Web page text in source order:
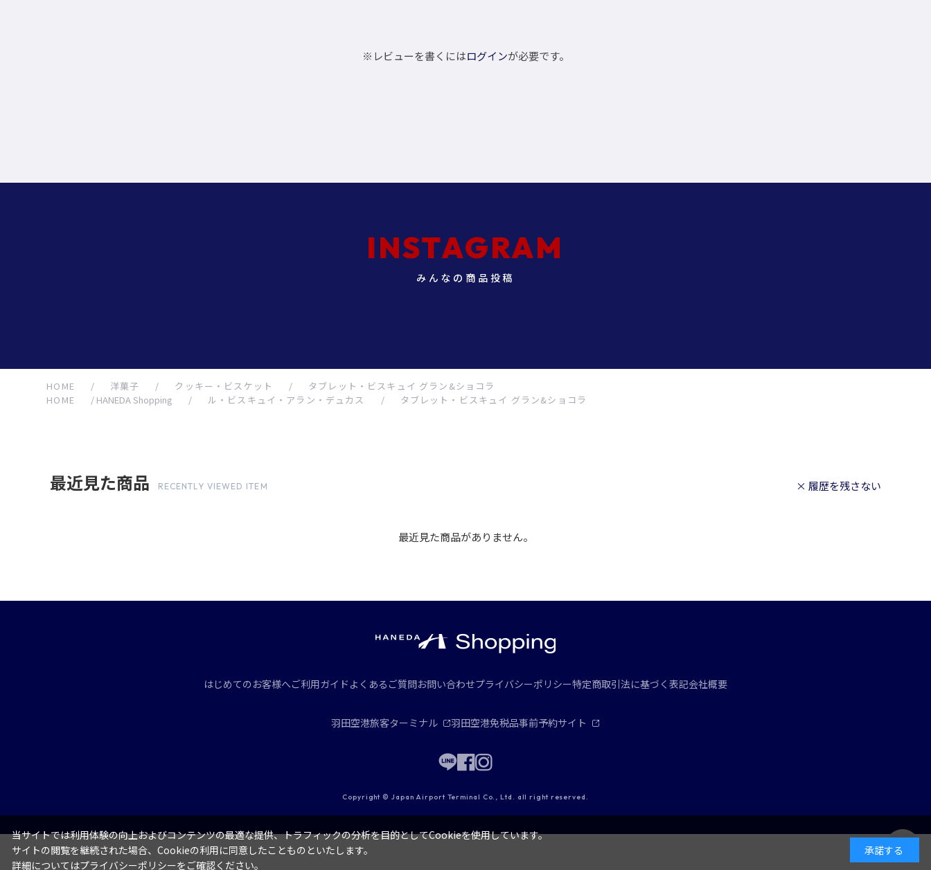
HOME / 洋菓子 / クッキー・ビスケット /
タブレット・ビスキュイ グラン&ショコラ
HOME
/ HANEDA Shopping / ル・ビスキュイ・アラン・デュカス / タブレット・ビスキュイ グラン&ショコラ
※レビューを書くにはログインが必要です。
INSTAGRAM
みんなの商品投稿
最近見た商品 RECENTLY VIEWED ITEM × 履歴を残さない
最近見た商品がありません。
はじめてのお客様へご利用ガイド よくあるご質問お問い合わせプライバシーポリシー特定商取引法に基づく表記会社概要
羽田空港旅客ターミナル 羽田空港免税品事前予約サイト
Copyright © Japan Airport Terminal Co., Ltd. all right reserved.
当サイトでは利用体験の向上およびコンテンツの最適な提供、トラフィックの分析を目的としてCookieを使用しています。
サイトの閲覧を継続された場合、Cookieの利用に同意したことものといたします。
詳細についてはプライバシーポリシーをご確認ください。
承諾する